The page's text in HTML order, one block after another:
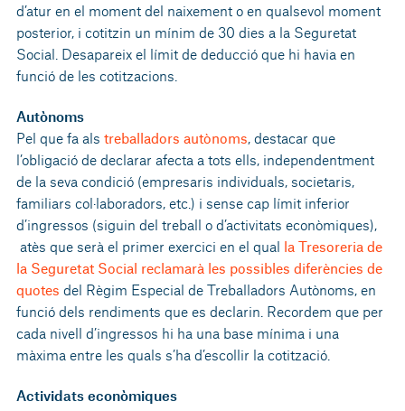
d’atur en el moment del naixement o en qualsevol moment
posterior, i cotitzin un mínim de 30 dies a la Seguretat
Social. Desapareix el límit de deducció que hi havia en
funció de les cotitzacions.
Autònoms
Pel que fa als treballadors autònoms , destacar que
l’obligació de declarar afecta a tots ells, independentment
de la seva condició (empresaris individuals, societaris,
familiars col·laboradors, etc.) i sense cap límit inferior
d’ingressos (siguin del treball o d’activitats econòmiques),
atès que serà el primer exercici en el qual la Tresoreria de
la Seguretat Social reclamarà les possibles diferències de
quotes del Règim Especial de Treballadors Autònoms, en
funció dels rendiments que es declarin. Recordem que per
cada nivell d’ingressos hi ha una base mínima i una
màxima entre les quals s’ha d’escollir la cotització.
Actividats econòmiques